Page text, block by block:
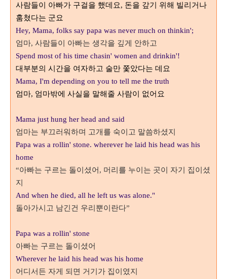
사람들이 아빠가 구걸을 했데요, 돈을 갚기 위해 빌리거나
훔쳤다는 군요
Hey, Mama, folks say papa was never much on thinkin';
엄마, 사람들이 아빠는 생각을 깊게 안하고
Spend most of his time chasin' women and drinkin'!
대부분의 시간을 여자하고 술만 쫓았다는 데요
Mama, I'm depending on you to tell me the truth
엄마, 엄마밖에 사실을 말해줄 사람이 없어요
Mama just hung her head and said
엄마는 부끄러워하며 고개를 숙이고 말씀하셨지
Papa was a rollin' stone. wherever he laid his head was his
home
“아빠는 구르는 돌이셨어 , 머리를 누이는 곳이 자기 집이셨
지
And when he died, all he left us was alone."
돌아가시고 남긴건 우리뿐이란다”
Papa was a rollin' stone
아빠는 구르는 돌이셨어
Wherever he laid his head was his home
어디서든 자게 되면 거기가 집이였지